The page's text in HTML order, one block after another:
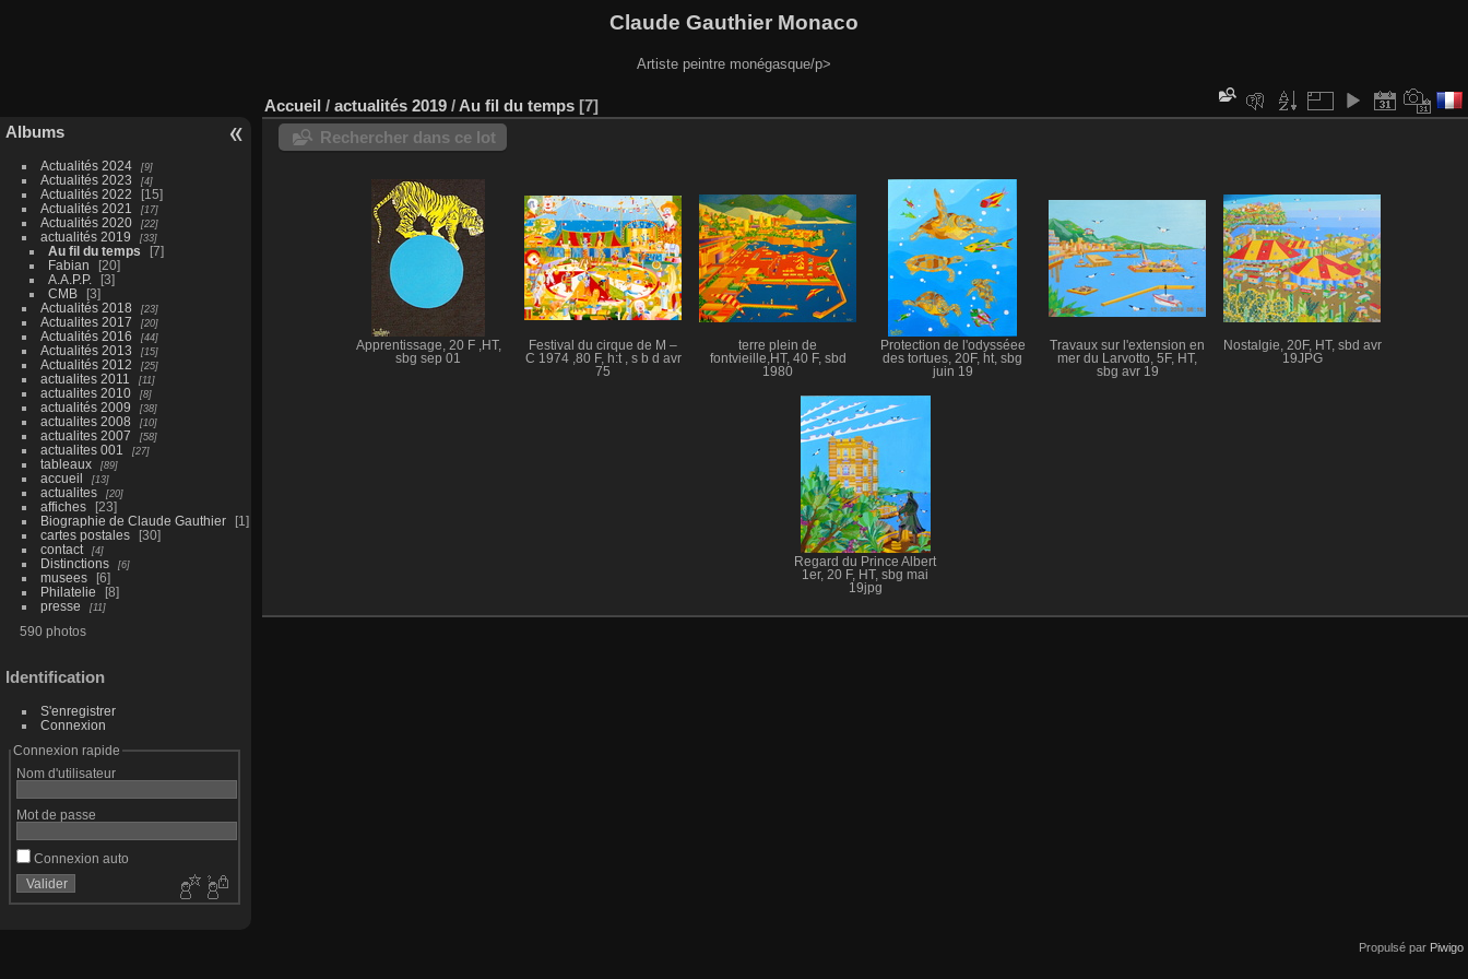
Claude Gauthier Monaco
Artiste peintre monégasque/p>
Albums
Actualités 2024 9
Actualités 2023 4
Actualités 2022
15
Actualités 2021
17
Actualités 2020 22
actualités 2019 33
Au fil du temps
7
Fabian
20
A.A.P.P.
3
CMB
3
Actualités 2018
23
Actualites 2017 20
Actualités 2016 44
Actualités 2013 15
Actualités 2012 25
actualites 2011 11
actualites 2010 8
actualités 2009 38
actualites 2008 10
actualites 2007 58
actualites 001 27
tableaux 89
accueil 13
actualites 20
affiches
23
Biographie de Claude Gauthier
1
cartes postales
30
contact
4
Distinctions 6
musees
6
Philatelie
8
presse
11
590 photos
Identification
S'enregistrer
Connexion
Connexion rapide
Nom d'utilisateur
Mot de passe
Connexion auto
Accueil / actualités 2019 / Au fil du temps 7
Rechercher dans ce lot
Apprentissage, 20 F ,HT,
sbg sep 01
Festival du cirque de M –
C 1974 ,80 F, h:t , s b d avr
75
terre plein de
fontvieille,HT, 40 F, sbd
1980
Protection de l'odysséee
des tortues, 20F, ht, sbg
juin 19
Travaux sur l'extension en
mer du Larvotto, 5F, HT,
sbg avr 19
Nostalgie, 20F, HT, sbd avr
19JPG
Regard du Prince Albert
1er, 20 F, HT, sbg mai
19jpg
Propulsé par Piwigo